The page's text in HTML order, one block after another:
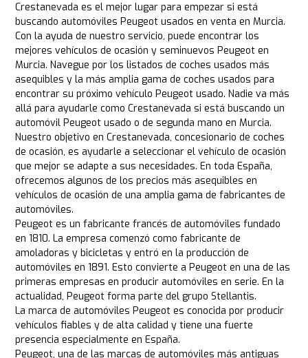
Crestanevada es el mejor lugar para empezar si está
buscando automóviles Peugeot usados en venta en Murcia.
Con la ayuda de nuestro servicio, puede encontrar los
mejores vehículos de ocasión y seminuevos Peugeot en
Murcia. Navegue por los listados de coches usados más
asequibles y la más amplia gama de coches usados para
encontrar su próximo vehículo Peugeot usado. Nadie va más
allá para ayudarle como Crestanevada si está buscando un
automóvil Peugeot usado o de segunda mano en Murcia.
Nuestro objetivo en Crestanevada, concesionario de coches
de ocasión, es ayudarle a seleccionar el vehículo de ocasión
que mejor se adapte a sus necesidades. En toda España,
ofrecemos algunos de los precios más asequibles en
vehículos de ocasión de una amplia gama de fabricantes de
automóviles.
Peugeot es un fabricante francés de automóviles fundado
en 1810. La empresa comenzó como fabricante de
amoladoras y bicicletas y entró en la producción de
automóviles en 1891. Esto convierte a Peugeot en una de las
primeras empresas en producir automóviles en serie. En la
actualidad, Peugeot forma parte del grupo Stellantis.
La marca de automóviles Peugeot es conocida por producir
vehículos fiables y de alta calidad y tiene una fuerte
presencia especialmente en España.
Peugeot, una de las marcas de automóviles más antiguas